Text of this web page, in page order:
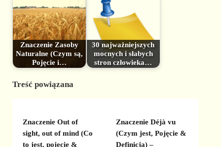
Znaczenie Zasoby
Naturalne (Czym są,
Pojęcie i…
30 najważniejszych
mocnych i słabych
stron człowieka…
Treść powiązana
Znaczenie Out of
sight, out of mind (Co
to jest, pojęcie &
Znaczenie Déjà vu
(Czym jest, Pojęcie &
Definicja) –